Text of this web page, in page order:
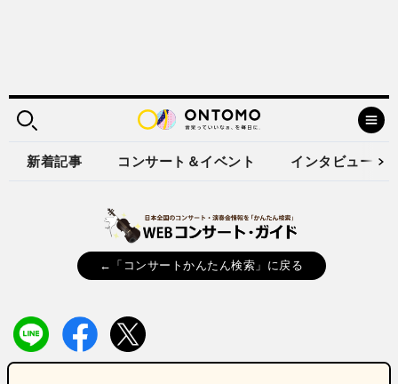
新着記事 コンサート＆イベント インタビュー
←「コンサートかんたん検索」に戻る